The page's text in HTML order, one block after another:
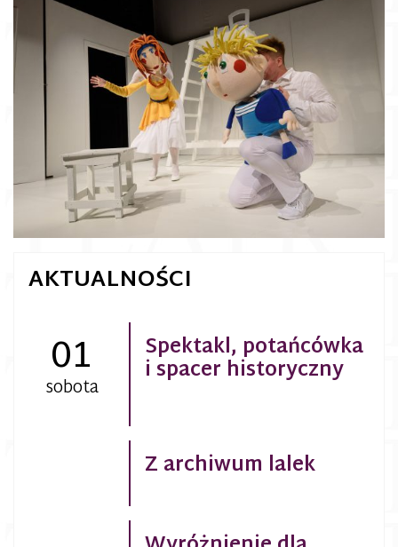
AKTUALNOŚCI
01
sobota
Spektakl, potańcówka
i spacer historyczny
Z archiwum lalek